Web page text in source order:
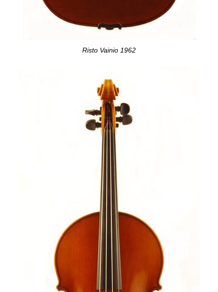
Risto Vainio 1962